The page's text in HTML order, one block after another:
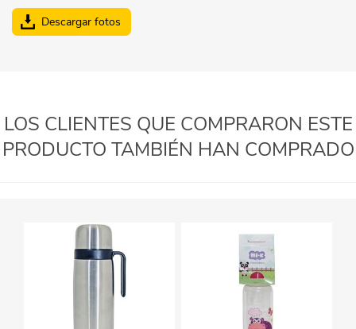
Descargar fotos
LOS CLIENTES QUE COMPRARON ESTE
PRODUCTO TAMBIÉN HAN COMPRADO